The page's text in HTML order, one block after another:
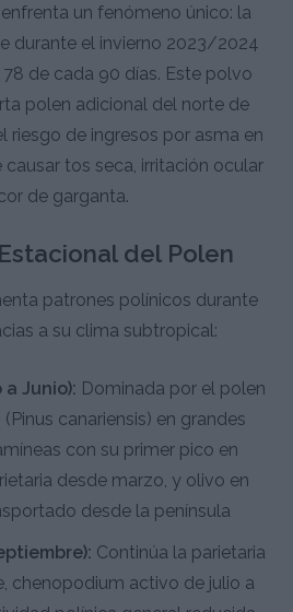
un fenómeno único: la
durante el invierno 2023/2024
de cada 90 días. Este polvo
polen adicional del norte de
riesgo de ingresos por asma en
causar tos seca, irritación ocular
de garganta.
del Polen
patrones polínicos durante
a su clima subtropical:
a Junio): Dominada por el polen
canariensis) en grandes
con su primer pico en
desde marzo, y olivo en
desde la península
Continúa la parietaria
chenopodium activo de julio a